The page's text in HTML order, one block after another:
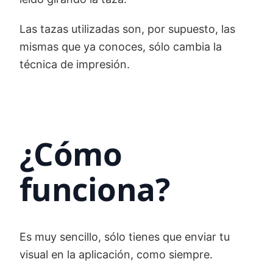
Las tazas utilizadas son, por supuesto, las
mismas que ya conoces, sólo cambia la
técnica de impresión.
¿Cómo
funciona?
Es muy sencillo, sólo tienes que enviar tu
visual en la aplicación, como siempre.